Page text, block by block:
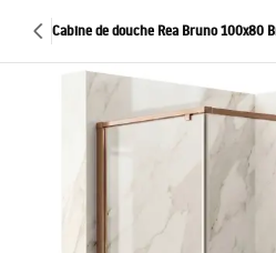
Cabine de douche Rea Bruno 100x80